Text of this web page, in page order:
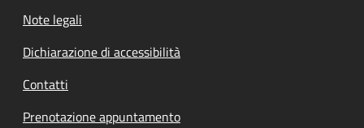
Note legali
Dichiarazione di accessibilità
Contatti
Prenotazione appuntamento